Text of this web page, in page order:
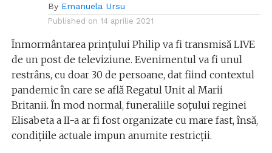
By Emanuela Ursu
Published on 14 aprilie 2021
Înmormântarea prințului Philip va fi transmisă LIVE
de un post de televiziune. Evenimentul va fi unul
restrâns, cu doar 30 de persoane, dat fiind contextul
pandemic în care se află Regatul Unit al Marii
Britanii. În mod normal, funeraliile soțului reginei
Elisabeta a II-a ar fi fost organizate cu mare fast, însă,
condițiile actuale impun anumite restricții.